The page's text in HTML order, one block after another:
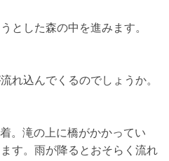
とした森の中を進みます。
れ込んでくるのでしょうか。
。滝の上に橋がかかってい
す。雨が降るとおそらく流れ